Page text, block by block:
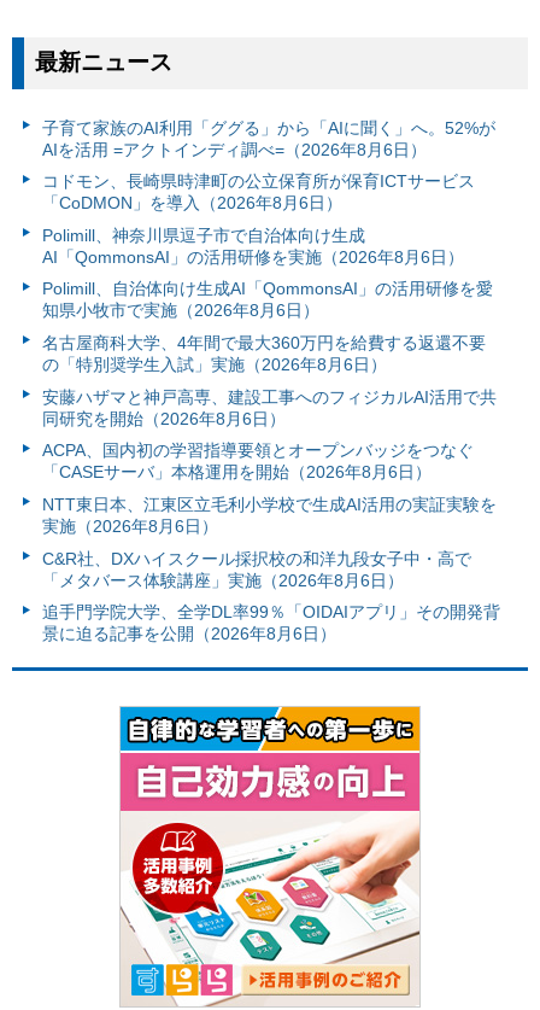
最新ニュース
子育て家族のAI利用「ググる」から「AIに聞く」へ。52%が
AIを活用 =アクトインディ調べ=（2026年8月6日）
コドモン、長崎県時津町の公立保育所が保育ICTサービス
「CoDMON」を導入（2026年8月6日）
Polimill、神奈川県逗子市で自治体向け生成
AI「QommonsAI」の活用研修を実施（2026年8月6日）
Polimill、自治体向け生成AI「QommonsAI」の活用研修を愛
知県小牧市で実施（2026年8月6日）
名古屋商科大学、4年間で最大360万円を給費する返還不要
の「特別奨学生入試」実施（2026年8月6日）
安藤ハザマと神戸高専、建設工事へのフィジカルAI活用で共
同研究を開始（2026年8月6日）
ACPA、国内初の学習指導要領とオープンバッジをつなぐ
「CASEサーバ」本格運用を開始（2026年8月6日）
NTT東日本、江東区立毛利小学校で生成AI活用の実証実験を
実施（2026年8月6日）
C&R社、DXハイスクール採択校の和洋九段女子中・高で
「メタバース体験講座」実施（2026年8月6日）
追手門学院大学、全学DL率99％「OIDAIアプリ」その開発背
景に迫る記事を公開（2026年8月6日）